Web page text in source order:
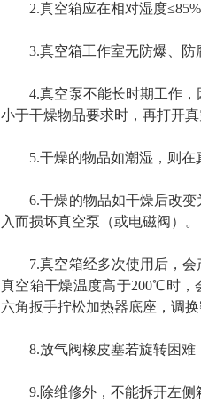
2.真空箱应在相对湿度
3.真空箱工作室无防爆、防腐
4.真空泵不能长时期工作，
小于干燥物品要求时，再打开
5.干燥的物品如潮湿，则在真
6.干燥的物品如干燥后改变
入而损坏真空泵（或电磁阀）。
7.真空箱经多次使用后，会
真空箱干燥温度高于200℃时，
六角扳手拧松加热器底座，调
8.放气阀橡皮塞若旋转困难
9.除维修外，不能拆开左侧箱